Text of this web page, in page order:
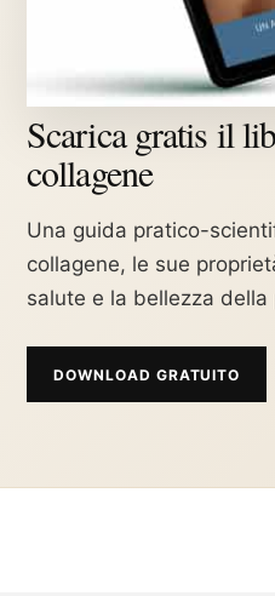
Scarica gratis il
collagene
Una guida pratico-
collagene, le sue
salute e la bellezza della
DOWNLOAD GRATUITO